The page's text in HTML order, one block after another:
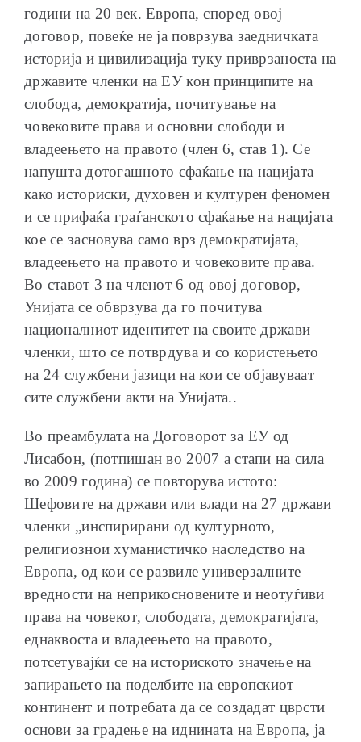
години на 20 век. Европа, според овој
договор, повеќе не ја поврзува заедничката
историја и цивилизација туку приврзаноста на
државите членки на ЕУ кон принципите на
слобода, демократија, почитување на
човековите права и основни слободи и
владеењето на правото (член 6, став 1). Се
напушта дотогашното сфаќање на нацијата
како историски, духовен и културен феномен
и се прифаќа граѓанското сфаќање на нацијата
кое се засновува само врз демократијата,
владеењето на правото и човековите права.
Во ставот 3 на членот 6 од овој договор,
Унијата се обврзува да го почитува
националниот идентитет на своите држави
членки, што се потврдува и со користењето
на 24 службени јазици на кои се објавуваат
сите службени акти на Унијата..
Во преамбулата на Договорот за ЕУ од
Лисабон, (потпишан во 2007 а стапи на сила
во 2009 година) се повторува истото:
Шефовите на држави или влади на 27 држави
членки „инспирирани од културното,
религиознои хуманистичко наследство на
Европа, од кои се развиле универзалните
вредности на неприкосновените и неотуѓиви
права на човекот, слободата, демократијата,
еднаквоста и владеењето на правото,
потсетувајќи се на историското значење на
запирањето на поделбите на европскиот
континент и потребата да се создадат цврсти
основи за градење на иднината на Европа, ја